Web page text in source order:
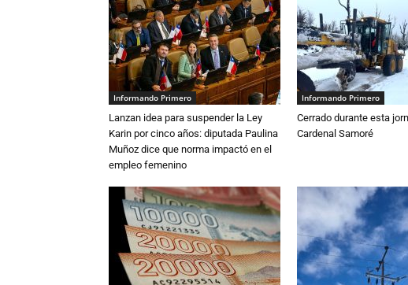
Informando Primero
Lanzan idea para suspender la Ley
Karin por cinco años: diputada Paulina
Muñoz dice que norma impactó en el
empleo femenino
Informando Primero
Cerrado durante esta
Cardenal Samoré